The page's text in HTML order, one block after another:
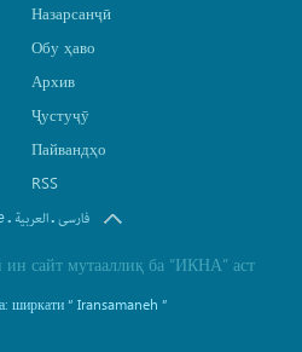
Назарсанҷӣ
Обу ҳаво
Архив
Ҷустуҷӯ
Пайвандҳо
RSS
. العربیة.فارسی
сайт мутааллиқ ба “ИКНА” аст
ширкати“ Iransamaneh ”